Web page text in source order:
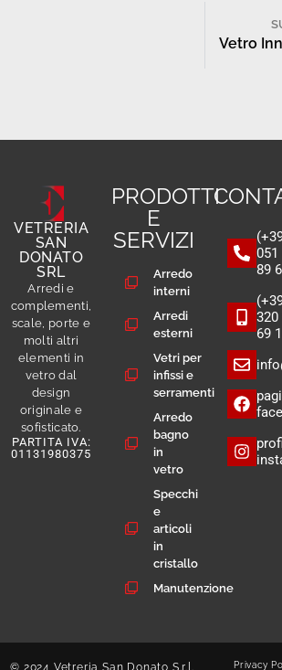
VETRERIA
SAN
DONATO
SRL
Arredi e
complementi,
scale, porte e
molti altri
elementi in
vetro dal
design
originale e
sofisticato.
PARTITA IVA:
01131980375
PRODOTTI
E
SERVIZI
Arredo
interni
Arredi
esterni
Vetri per
infissi e
serramenti
Arredo
bagno
in
vetro
Specchi
e
articoli
in
cristallo
Manutenzione
051
89
320
69
© 2024 Vetreria San Donato S.r.l. Privacy